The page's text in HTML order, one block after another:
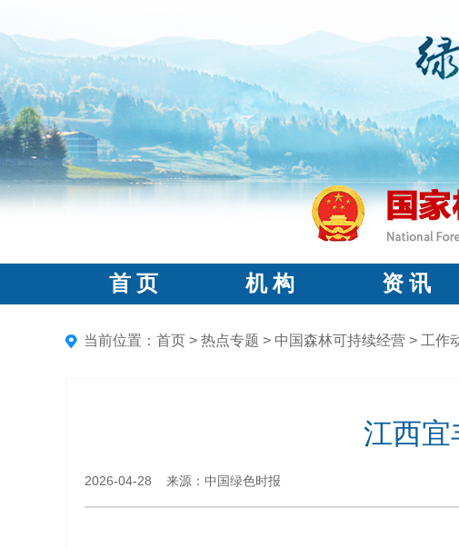
首 页 机 构 资 讯
当前位置： 首页 > 热点专题 > 中国森林可持续经营 > 工作
江西宜
2026-04-28 来源：中国绿色时报